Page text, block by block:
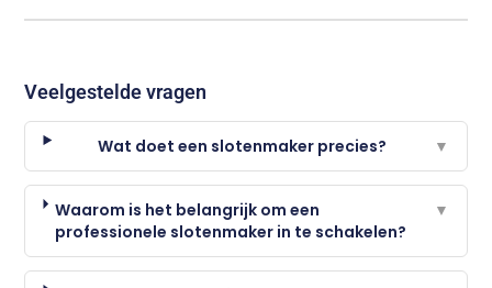
Veelgestelde vragen
Wat doet een slotenmaker precies? ▼
Waarom is het belangrijk om een
professionele slotenmaker in te schakelen?
▼